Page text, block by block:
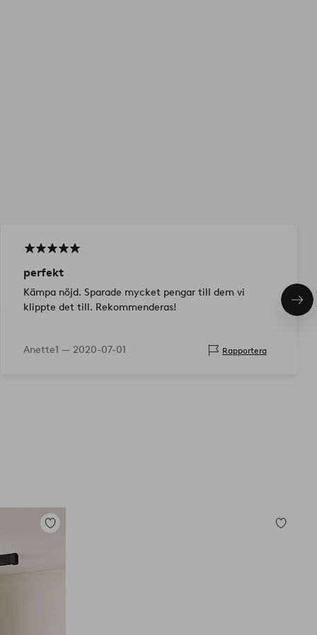
perfekt
Kämpa nöjd. Sparade mycket pengar till dem vi
klippte det till. Rekommenderas!
Anette1 — 2020-07-01 Rapportera
Lägg
Lägg